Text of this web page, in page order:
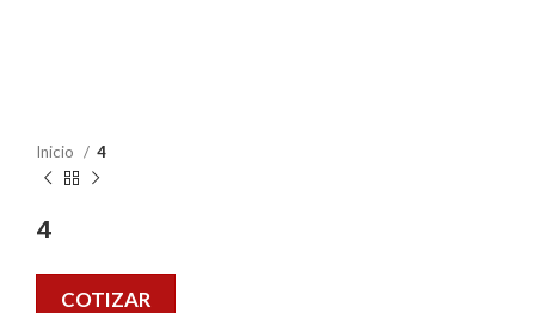
Inicio 4
4
COTIZAR